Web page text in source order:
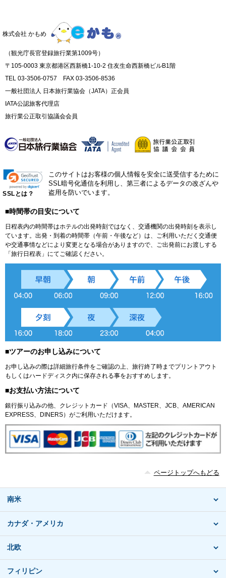
株式会社 かもめ
（観光庁長官登録旅行業第1009号）
〒105-0003 東京都港区西新橋1-10-2 住友生命西新橋ビルB1階
TEL 03-3506-0757 FAX 03-3506-8536
一般社団法人 日本旅行業協会（JATA）正会員
IATA公認旅客代理店
旅行業公正取引協議会会員
SSLとは？
このサイトはお客様の個人情報を安全に送受信するために
SSL暗号化通信を利用し、第三者によるデータの改ざんや
盗用を防いでいます。
■時間帯の目安について
日程表内の時間帯はホテルの出発時刻ではなく、交通機関の出発時刻を表示し
ています。出発・到着の時間帯（午前・午後など）は、ご利用いただく交通便
や交通事情などにより変更となる場合がありますので、ご出発前にお渡しする
「旅行日程表」にてご確認ください。
■ツアーのお申し込みについて
お申し込みの際は詳細旅行条件をご確認の上、旅行終了時までプリントアウト
もしくはハードディスク内に保存される事をおすすめします。
■お支払い方法について
銀行振り込みの他、クレジットカード（VISA、MASTER、JCB、AMERICAN
EXPRESS、DINERS）がご利用いただけます。
ページトップへもどる
南米
カナダ・アメリカ
北欧
フィリピン